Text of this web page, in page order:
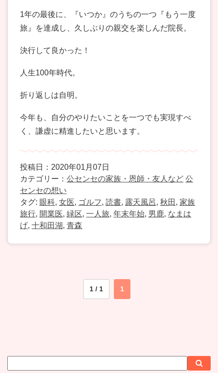
1年の最後に、『いつか』のうちの一つ『もう一度
旅』を達成し、久しぶりの親交を楽しんだ院長。
決行して良かった！
人生100年時代。
折り返しは自明。
今年も、自分のやりたいことを一つでも実現すべ
く、謙虚に精進したいと思います。
投稿日：2020年01月07日
カテゴリー： 公センセの家族・恩師・友人など 公
センセの想い
タグ: 眼科, 女医, ゴルフ, 読書, 露天風呂, 秋田 , 家族
旅行, 開業医, 緑区, 一人旅, 年末年始, 男鹿, なまは
げ, 十和田湖, 青森
1 / 1 1